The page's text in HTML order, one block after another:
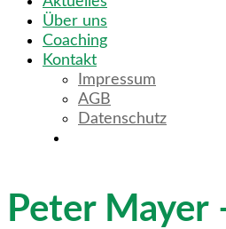
Über uns
Coaching
Kontakt
Impressum
AGB
Datenschutz
Peter Mayer